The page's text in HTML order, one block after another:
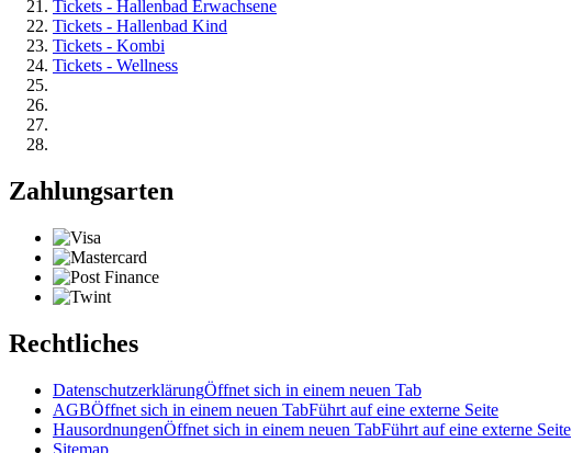
Tickets - Hallenbad Erwachsene
Tickets - Hallenbad Kind
Tickets - Kombi
Tickets - Wellness
Zahlungsarten
Rechtliches
DatenschutzerklärungÖffnet sich in einem neuen Tab
AGBÖffnet sich in einem neuen TabFührt auf eine externe Seite
HausordnungenÖffnet sich in einem neuen TabFührt auf eine externe Seite
Sitemap